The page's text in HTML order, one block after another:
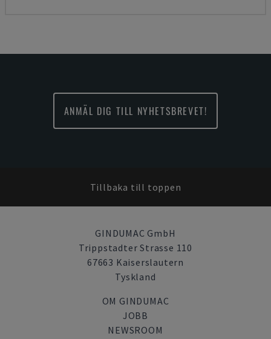
ANMÄL DIG TILL NYHETSBREVET!
Tillbaka till toppen
GINDUMAC GmbH
Trippstadter Strasse 110
67663 Kaiserslautern
Tyskland
OM GINDUMAC
JOBB
NEWSROOM